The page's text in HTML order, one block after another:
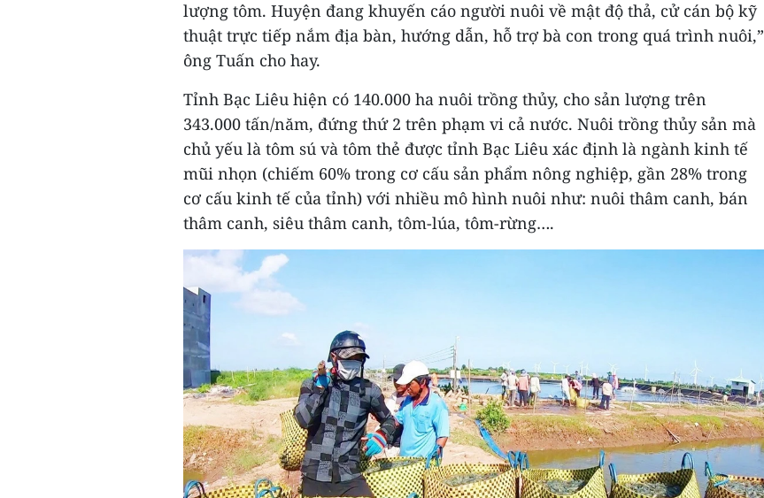
lượng tôm. Huyện đang khuyến cáo người nuôi về mật độ thả, cử cán bộ kỹ
thuật trực tiếp nắm địa bàn, hướng dẫn, hỗ trợ bà con trong quá trình nuôi,”
ông Tuấn cho hay.
Tỉnh Bạc Liêu hiện có 140.000 ha nuôi trồng thủy, cho sản lượng trên
343.000 tấn/năm, đứng thứ 2 trên phạm vi cả nước. Nuôi trồng thủy sản mà
chủ yếu là tôm sú và tôm thẻ được tỉnh Bạc Liêu xác định là ngành kinh tế
mũi nhọn (chiếm 60% trong cơ cấu sản phẩm nông nghiệp, gần 28% trong
cơ cấu kinh tế của tỉnh) với nhiều mô hình nuôi như: nuôi thâm canh, bán
thâm canh, siêu thâm canh, tôm-lúa, tôm-rừng….